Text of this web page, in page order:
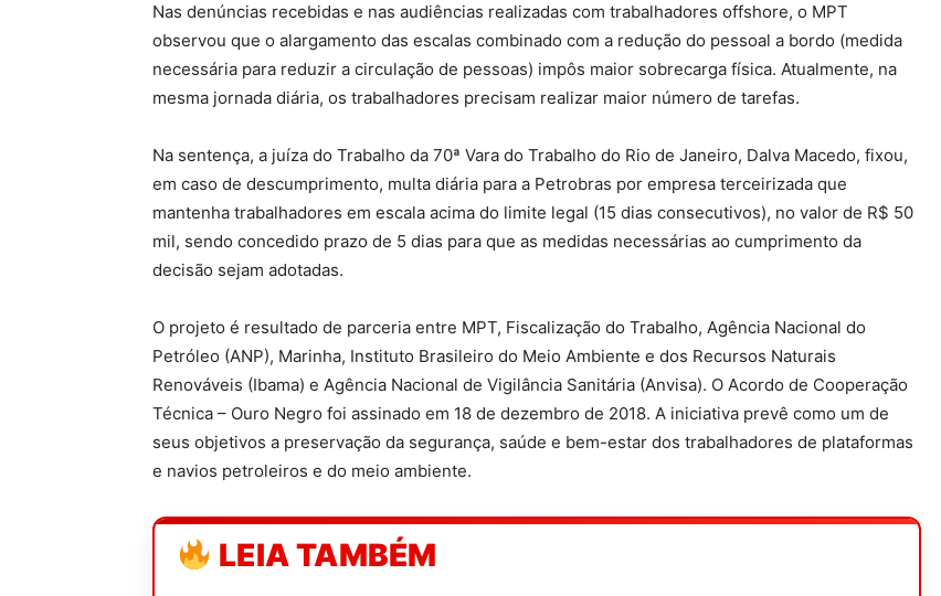
Nas denúncias recebidas e nas audiências realizadas com trabalhadores offshore, o MPT
observou que o alargamento das escalas combinado com a redução do pessoal a bordo (medida
necessária para reduzir a circulação de pessoas) impôs maior sobrecarga física. Atualmente, na
mesma jornada diária, os trabalhadores precisam realizar maior número de tarefas.
Na sentença, a juíza do Trabalho da 70ª Vara do Trabalho do Rio de Janeiro, Dalva Macedo, fixou,
em caso de descumprimento, multa diária para a Petrobras por empresa terceirizada que
mantenha trabalhadores em escala acima do limite legal (15 dias consecutivos), no valor de R$ 50
mil, sendo concedido prazo de 5 dias para que as medidas necessárias ao cumprimento da
decisão sejam adotadas.
O projeto é resultado de parceria entre MPT, Fiscalização do Trabalho, Agência Nacional do
Petróleo (ANP), Marinha, Instituto Brasileiro do Meio Ambiente e dos Recursos Naturais
Renováveis (Ibama) e Agência Nacional de Vigilância Sanitária (Anvisa). O Acordo de Cooperação
Técnica – Ouro Negro foi assinado em 18 de dezembro de 2018. A iniciativa prevê como um de
seus objetivos a preservação da segurança, saúde e bem-estar dos trabalhadores de plataformas
e navios petroleiros e do meio ambiente.
LEIA TAMBÉM